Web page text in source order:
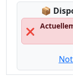
📦
❌